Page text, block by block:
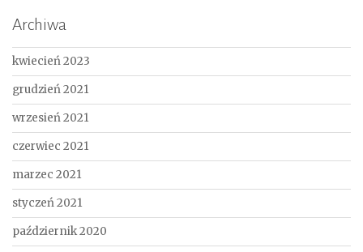
Archiwa
kwiecień 2023
grudzień 2021
wrzesień 2021
czerwiec 2021
marzec 2021
styczeń 2021
październik 2020